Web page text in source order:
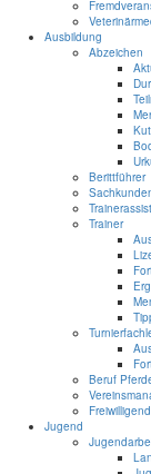
Ausbildung
Abzeichen
Berittführer
Trainer
Beruf
Jugend